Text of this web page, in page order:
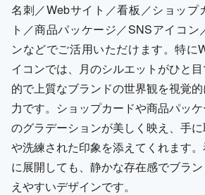
名刺／Webサイト／看板／ショップ
ト／商品パッケージ／SNSアイコン
ンなどでご活用いただけます。特に
イコンでは、月のシルエットがひと
的で上質なブランドの世界観を視覚
力です。ショップカードや商品パッ
のグラデーションが美しく映え、手
や洗練された印象を添えてくれます
に展開しても、静かな存在感でブラ
えやすいデザインです。